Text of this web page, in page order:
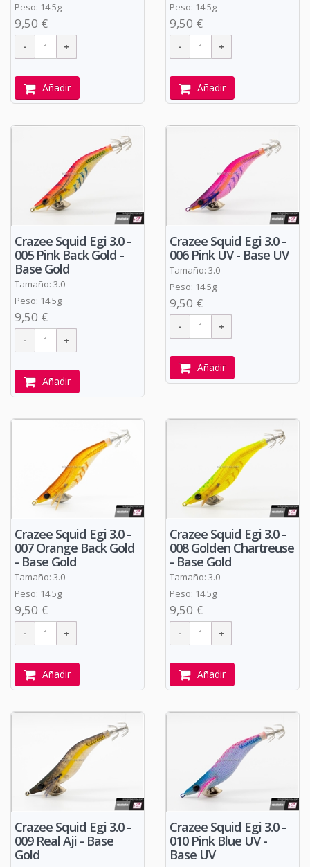
Peso: 14.5g
9,50 €
Añadir
Peso: 14.5g
9,50 €
Añadir
Crazee Squid Egi 3.0 -
005 Pink Back Gold -
Base Gold
Tamaño: 3.0
Peso: 14.5g
9,50 €
Añadir
Crazee Squid Egi 3.0 -
006 Pink UV - Base UV
Tamaño: 3.0
Peso: 14.5g
9,50 €
Añadir
Crazee Squid Egi 3.0 -
007 Orange Back Gold
- Base Gold
Tamaño: 3.0
Peso: 14.5g
9,50 €
Añadir
Crazee Squid Egi 3.0 -
008 Golden Chartreuse
- Base Gold
Tamaño: 3.0
Peso: 14.5g
9,50 €
Añadir
Crazee Squid Egi 3.0 -
009 Real Aji - Base
Gold
Crazee Squid Egi 3.0 -
010 Pink Blue UV -
Base UV